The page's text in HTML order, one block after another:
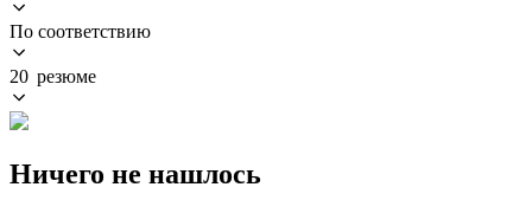
По соответствию
20 резюме
Ничего не нашлось